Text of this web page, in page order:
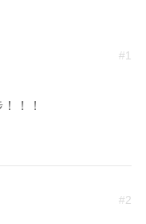
！！
#1
#2